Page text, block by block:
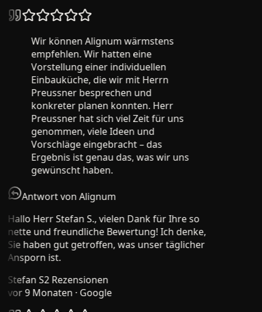
Wir können Alignum wärmstens
empfehlen. Wir hatten eine
Vorstellung einer individuellen
Einbauküche, die wir mit Herrn
Preussner besprechen und
konkreter planen konnten. Herr
Preussner hat sich viel Zeit für uns
genommen, viele Ideen und
Vorschläge eingebracht – das
Ergebnis ist genau das, was wir uns
gewünscht haben.
Antwort von Alignum
Hallo Herr Stefan S., vielen Dank für Ihre so
nette und freundliche Bewertung! Ich denke,
Sie haben gut getroffen, was unser täglicher
Ansporn ist.
Stefan S2 Rezensionen
vor 9 Monaten· Google